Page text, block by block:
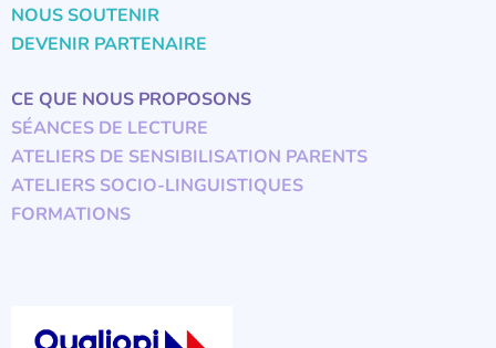
NOUS SOUTENIR
DEVENIR PARTENAIRE
CE QUE NOUS PROPOSONS
SÉANCES DE LECTURE
ATELIERS DE SENSIBILISATION PARENTS
ATELIERS SOCIO-LINGUISTIQUES
FORMATIONS